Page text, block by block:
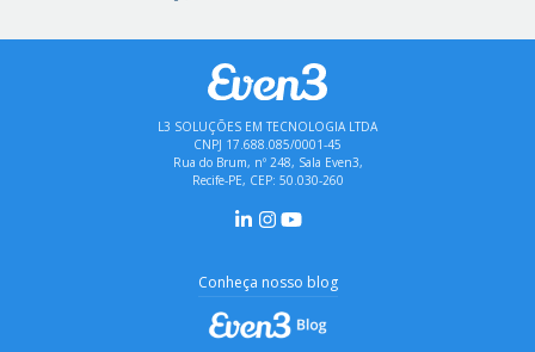
L3 SOLUÇÕES EM TECNOLOGIA LTDA
CNPJ 17.688.085/0001-45
Rua do Brum, nº 248, Sala Even3,
Recife-PE, CEP: 50.030-260
Conheça nosso blog